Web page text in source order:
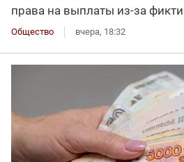
права на выплаты из-за
Общество вчера, 18:32